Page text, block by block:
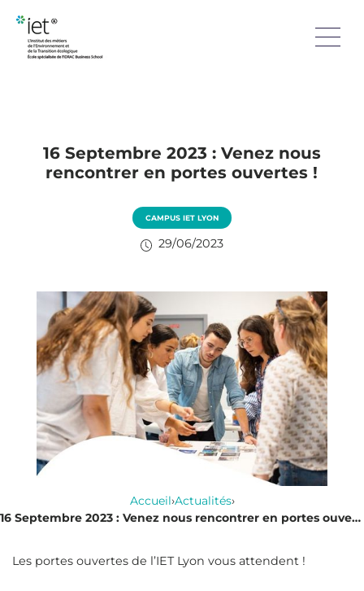
16 Septembre 2023 : Venez nous
rencontrer en portes ouvertes !
CAMPUS IET LYON
29/06/2023
Accueil›Actualités›
16 Septembre 2023 : Venez nous rencontrer en portes ouvertes !
Les portes ouvertes de l’IET Lyon vous attendent !